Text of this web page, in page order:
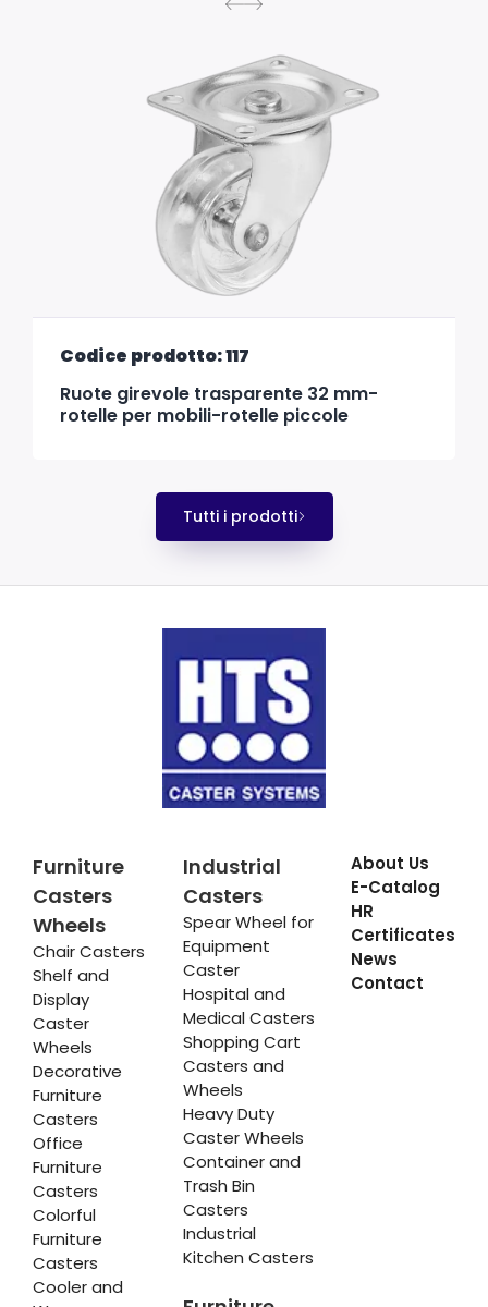
Codice prodotto: 117
Ruote girevole trasparente 32 mm-
rotelle per mobili-rotelle piccole
Tutti i prodotti
Furniture
Casters
Wheels
Chair Casters
Shelf and
Display
Caster
Wheels
Decorative
Furniture
Casters
Office
Furniture
Casters
Colorful
Furniture
Casters
Cooler and
Industrial
Casters
Spear Wheel for
Equipment
Caster
Hospital and
Medical Casters
Shopping Cart
Casters and
Wheels
Heavy Duty
Caster Wheels
Container and
Trash Bin
Casters
Industrial
Kitchen Casters
About Us
E-Catalog
HR
Certificates
News
Contact